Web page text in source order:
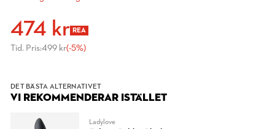
474 kr REA
Tid. Pris:499 kr(-5%)
DET BÄSTA ALTERNATIVET
VI REKOMMENDERAR ISTÄLLET
Ladylove